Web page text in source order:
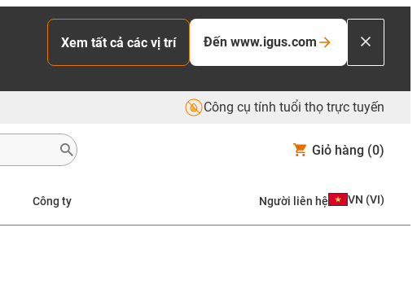
Xem tất cả các vị trí Đến www.igus.com
Công cụ tính tuổi thọ trực tuyến
Giỏ hàng (0)
Công ty Người liên hệ VN (VI)